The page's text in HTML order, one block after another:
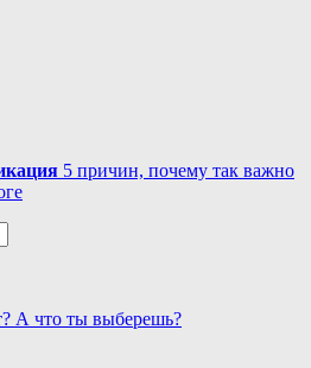
5 причин, почему так важно
А что ты выберешь?